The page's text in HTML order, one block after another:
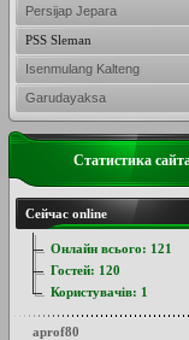
Persijap Jepara
PSS Sleman
Isenmulang Kalteng
Garudayaksa
Статистика
Сейчас online
Онлайн всього: 121
Гостей: 120
Користувачів: 1
aprof80